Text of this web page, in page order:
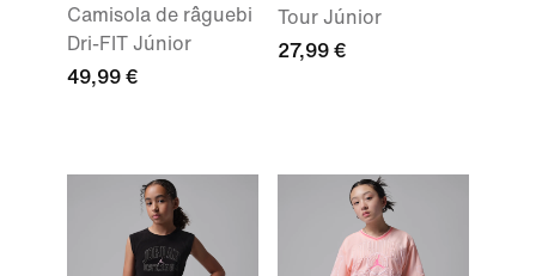
Camisola de râguebi
Dri-FIT Júnior
49,99 €
Tour Júnior
27,99 €